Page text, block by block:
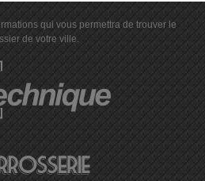
qui vous permettra de trouver le
de votre ville.